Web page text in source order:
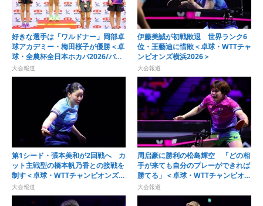
好きな選手は「ワルドナー」岡部卓
球アカデミー・梅田桜子が優勝＜卓
球・全農杯全日本ホカバ2026/バン
ビ女子＞
大会報道
伊藤美誠が初戦敗退 世界ランク6
位・王藝迪に惜敗＜卓球・WTTチャ
ンピオンズ横浜2026＞
大会報道
第1シード・張本美和が2回戦へ カ
ット主戦型の橋本帆乃香との接戦を
制す＜卓球・WTTチャンピオンズ横
浜2026＞
大会報道
周启豪に勝利の松島輝空 「どの相
手が来ても自分のプレーができれば
勝てる」＜卓球・WTTチャンピオン
ズ横浜2026＞
大会報道